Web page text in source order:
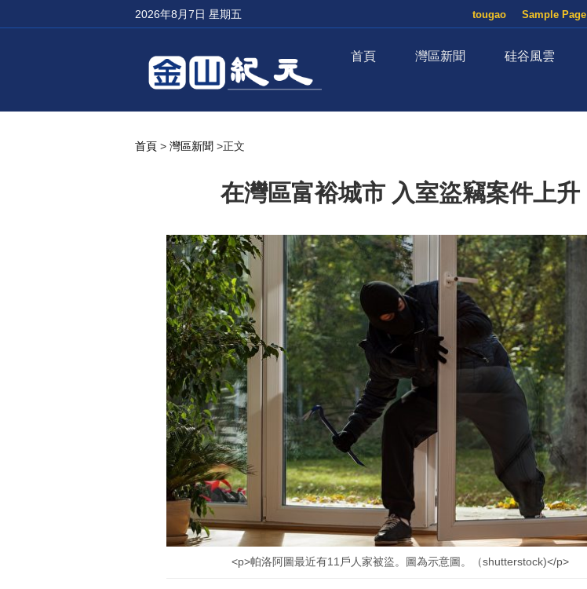
2026年8月7日 星期五 Sample Page
tougao
首頁 灣區新聞 硅谷風雲
首頁 > 灣區新聞 >正文
在灣區富裕城市 入室盜竊案件上升
<p>帕洛阿圖最近有11戶人家被盜。圖為示意圖。（shutterstock)</p>